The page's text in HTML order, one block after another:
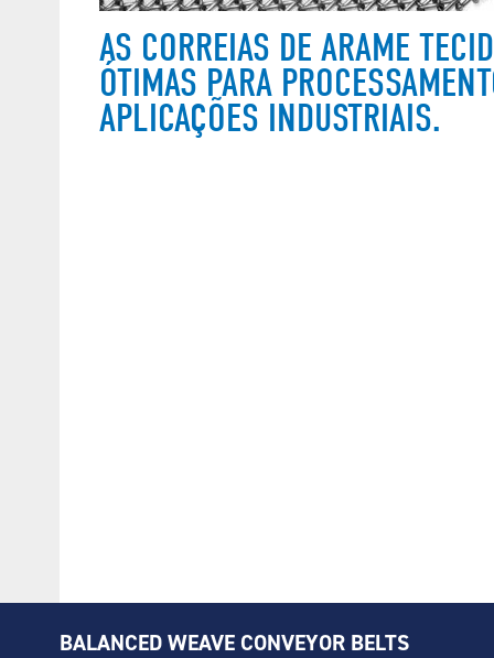
AS CORREIAS DE ARAME
ÓTIMAS PARA
APLICAÇÕES INDUSTRIAIS.
BALANCED WEAVE CONVEYOR BELTS